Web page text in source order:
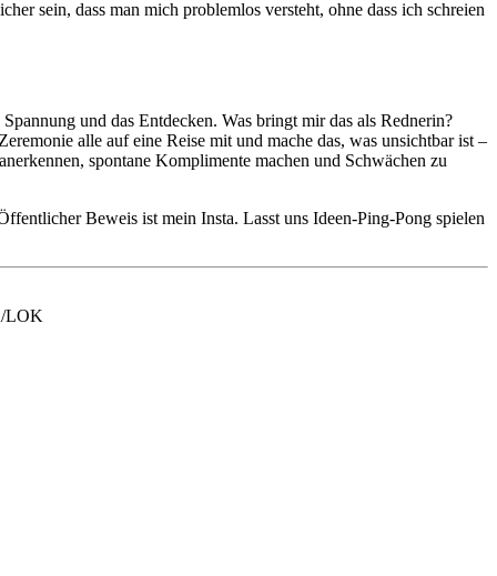
sein, dass man mich problemlos versteht, ohne dass ich schreien
und das Entdecken. Was bringt mir das als Rednerin?
alle auf eine Reise mit und mache das, was unsichtbar ist –
spontane Komplimente machen und Schwächen zu
Beweis ist mein Insta. Lasst uns Ideen-Ping-Pong spielen
LOK